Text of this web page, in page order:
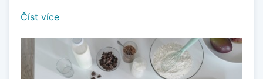
Číst více